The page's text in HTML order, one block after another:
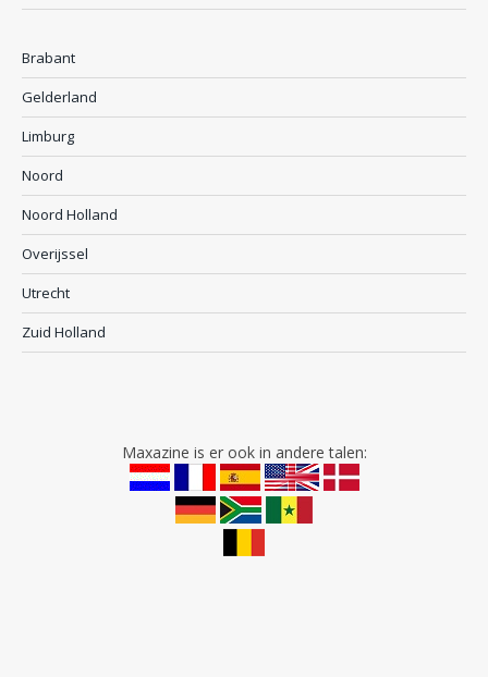
Brabant
Gelderland
Limburg
Noord
Noord Holland
Overijssel
Utrecht
Zuid Holland
Maxazine is er ook in andere talen: